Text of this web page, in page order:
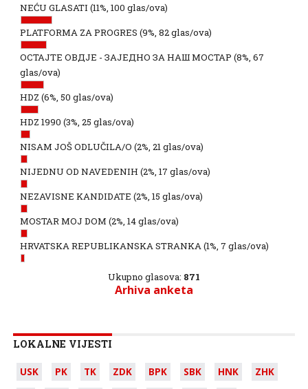
NEĆU GLASATI (11%, 100 glas/ova)
PLATFORMA ZA PROGRES (9%, 82 glas/ova)
ОСТАЈТЕ ОВДЈЕ - ЗАЈЕДНО ЗА НАШ МОСТАР (8%, 67
glas/ova)
HDZ (6%, 50 glas/ova)
HDZ 1990 (3%, 25 glas/ova)
NISAM JOŠ ODLUČILA/O (2%, 21 glas/ova)
NIJEDNU OD NAVEDENIH (2%, 17 glas/ova)
NEZAVISNE KANDIDATE (2%, 15 glas/ova)
MOSTAR MOJ DOM (2%, 14 glas/ova)
HRVATSKA REPUBLIKANSKA STRANKA(1%, 7 glas/ova)
Ukupno glasova: 871
Arhiva anketa
LOKALNE VIJESTI
USK PK TK ZDK BPK SBK HNK
ZHK